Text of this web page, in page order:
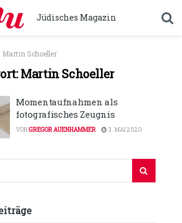
Jüdisches Magazin
Martin Schoeller
Martin Schoeller
Momentaufnahmen als
fotografisches Zeugnis
VONGREGOR AUENHAMMER 3. MAI 2020